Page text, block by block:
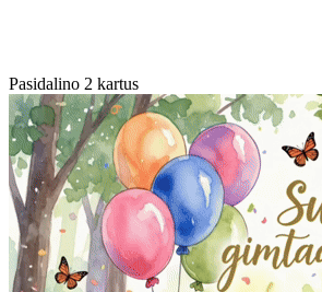
Pasidalino 2 kartus